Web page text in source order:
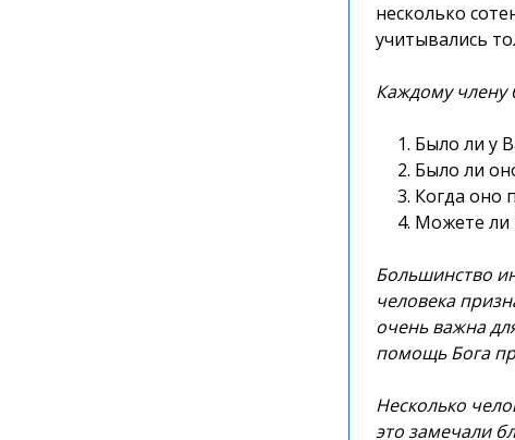
несколько
учитывались
Каждому члену
Было ли у
Было ли
Когда оно
Можете ли
Большинство
человека
очень важна
помощь Бога
Несколько
это замечали